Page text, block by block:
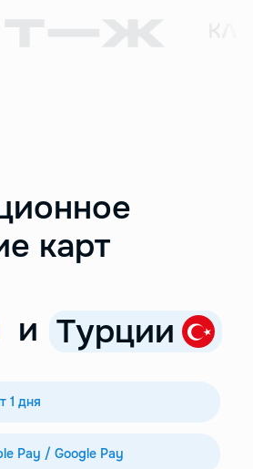
карт
и Турции
1 дня
Pay / Google Pay